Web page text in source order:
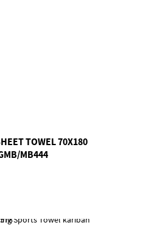
TOWEL 70X180
MB444